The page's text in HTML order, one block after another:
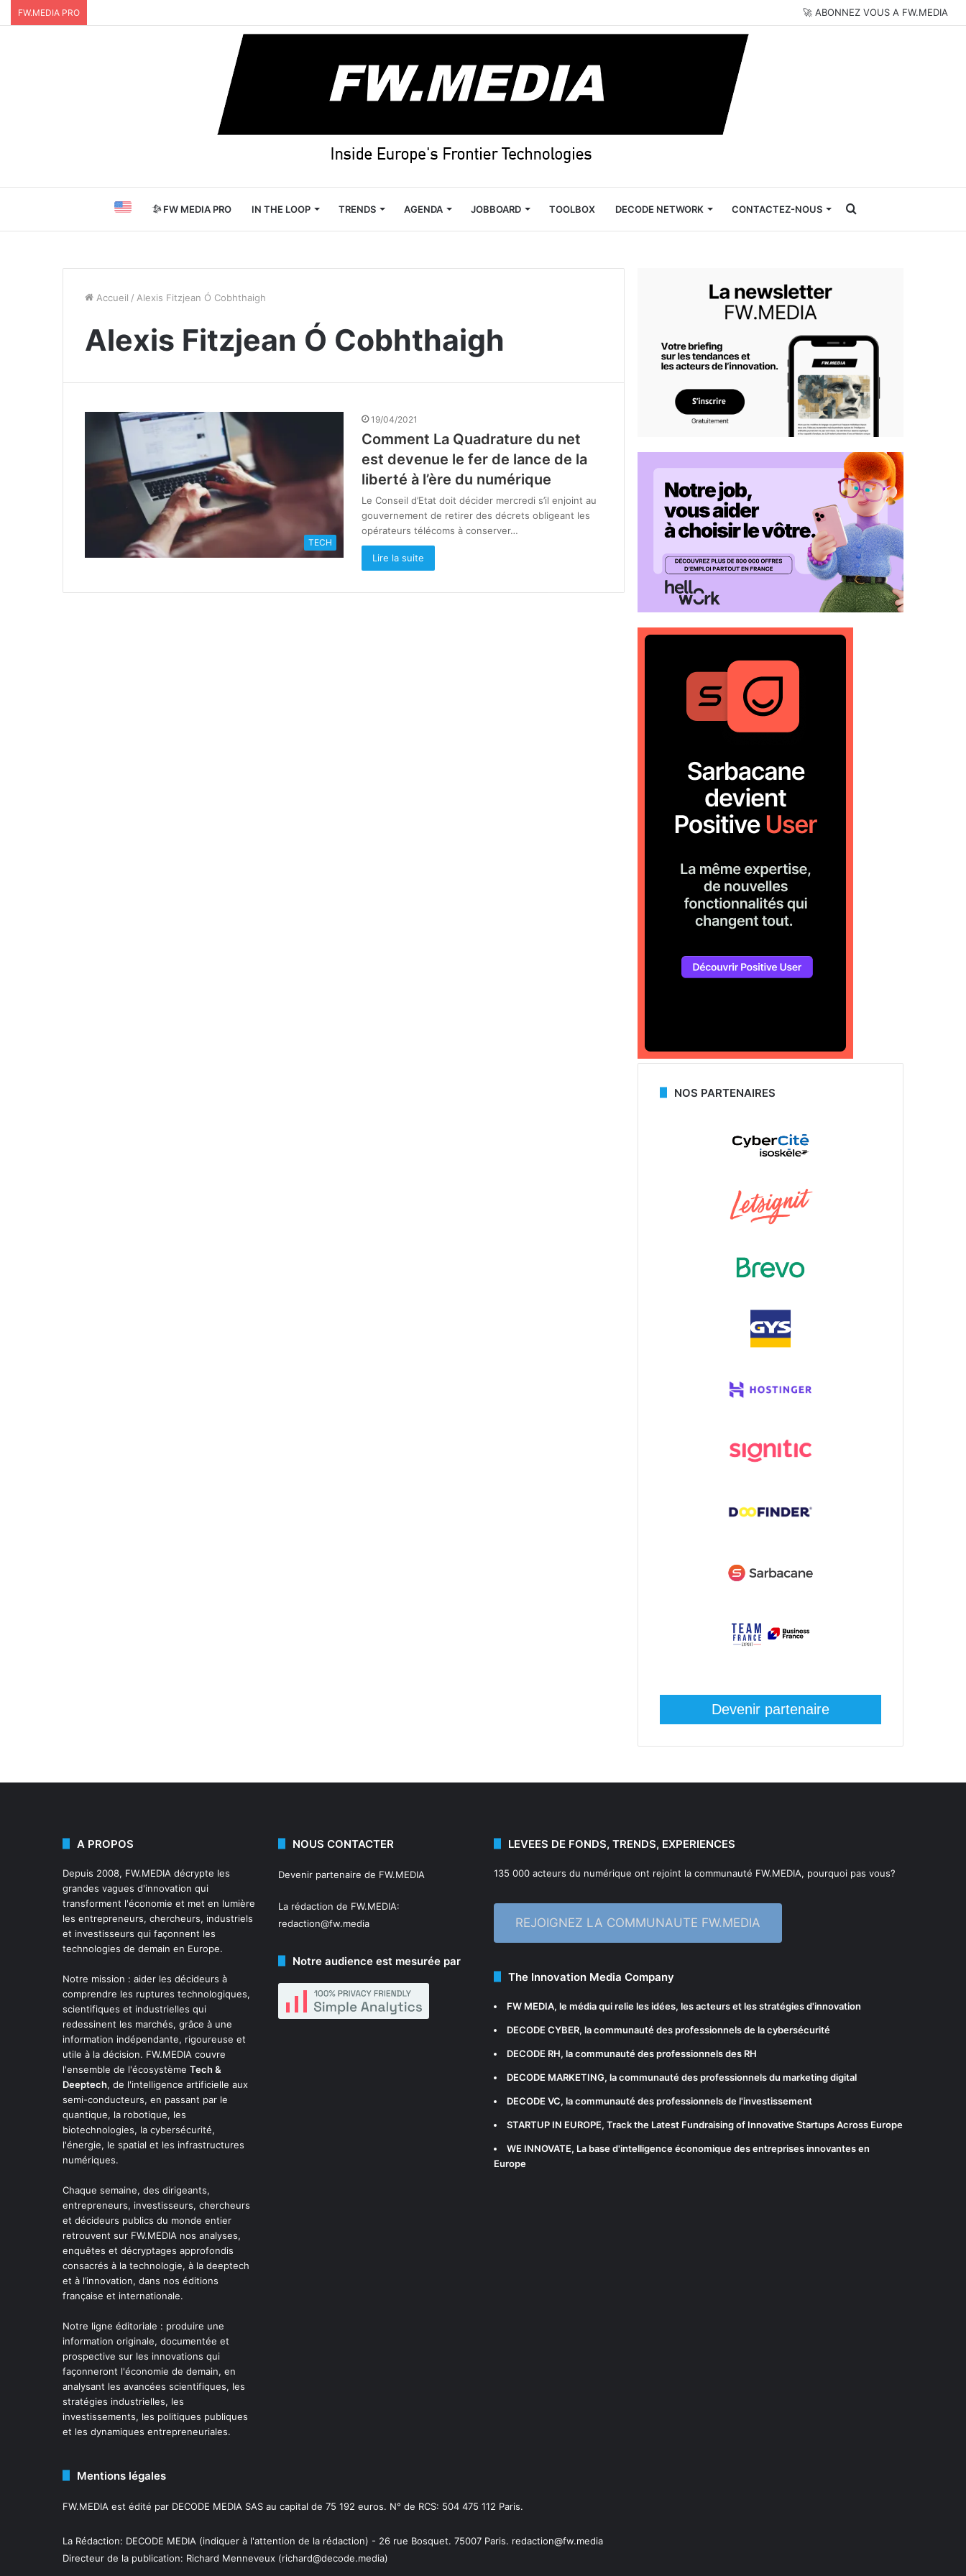
FW.MEDIA PRO 🚀 ABONNEZ VOUS A FW.MEDIA
FW MEDIA PRO IN THE LOOP TRENDS AGENDA JOBBOARD TOOLBOX DECODE NETWORK CONTACTEZ-NOUS Rechercher
Accueil / Alexis Fitzjean Ó Cobhthaigh
Alexis Fitzjean Ó Cobhthaigh
TECH
19/04/2021
Comment La Quadrature du net
est devenue le fer de lance de la
liberté à l’ère du numérique
Le Conseil d’Etat doit décider mercredi s’il enjoint au
gouvernement de retirer des décrets obligeant les
opérateurs télécoms à conserver…
Lire la suite
NOS PARTENAIRES
Devenir partenaire
A PROPOS
Depuis 2008, FW.MEDIA décrypte les
grandes vagues d'innovation qui
transforment l'économie et met en lumière
les entrepreneurs, chercheurs, industriels
et investisseurs qui façonnent les
technologies de demain en Europe.
Notre mission : aider les décideurs à
comprendre les ruptures technologiques,
scientifiques et industrielles qui
redessinent les marchés, grâce à une
information indépendante, rigoureuse et
utile à la décision. FW.MEDIA couvre
l'ensemble de l'écosystème Tech &
Deeptech, de l'intelligence artificielle aux
semi-conducteurs, en passant par le
quantique, la robotique, les
biotechnologies, la cybersécurité,
l'énergie, le spatial et les infrastructures
numériques.
Chaque semaine, des dirigeants,
entrepreneurs, investisseurs, chercheurs
et décideurs publics du monde entier
retrouvent sur FW.MEDIA nos analyses,
enquêtes et décryptages approfondis
consacrés à la technologie, à la deeptech
et à l’innovation, dans nos éditions
française et internationale.
Notre ligne éditoriale : produire une
information originale, documentée et
prospective sur les innovations qui
façonneront l'économie de demain, en
analysant les avancées scientifiques, les
stratégies industrielles, les
investissements, les politiques publiques
et les dynamiques entrepreneuriales.
NOUS CONTACTER
Devenir partenaire de FW.MEDIA
La rédaction de FW.MEDIA:
redaction@fw.media
Notre audience est mesurée par
LEVEES DE FONDS, TRENDS, EXPERIENCES
135 000 acteurs du numérique ont rejoint la communauté FW.MEDIA, pourquoi pas vous?
REJOIGNEZ LA COMMUNAUTE FW.MEDIA
The Innovation Media Company
FW MEDIA, le média qui relie les idées, les acteurs et les stratégies d'innovation
DECODE CYBER, la communauté des professionnels de la cybersécurité
DECODE RH, la communauté des professionnels des RH
DECODE MARKETING, la communauté des professionnels du marketing digital
DECODE VC, la communauté des professionnels de l'investissement
STARTUP IN EUROPE, Track the Latest Fundraising of Innovative Startups Across Europe
WE INNOVATE, La base d'intelligence économique des entreprises innovantes en
Europe
Mentions légales
FW.MEDIA est édité par DECODE MEDIA SAS au capital de 75 192 euros. N° de RCS: 504 475 112 Paris.
La Rédaction: DECODE MEDIA (indiquer à l'attention de la rédaction) - 26 rue Bosquet. 75007 Paris. redaction@fw.media
Directeur de la publication: Richard Menneveux (richard@decode.media)